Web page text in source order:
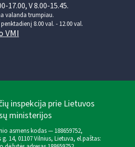
17.00, V 8.00-15.45.
valanda trumpiau.
8.00 val. - 12.00 val.
VMI
inspekcija prie Lietuvos
ministerijos
asmens kodas — 188659752,
14, 01107 Vilnius, Lietuva, el.paštas: